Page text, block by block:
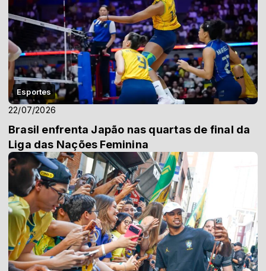
Esportes
22/07/2026
Brasil enfrenta Japão nas quartas de final da
Liga das Nações Feminina